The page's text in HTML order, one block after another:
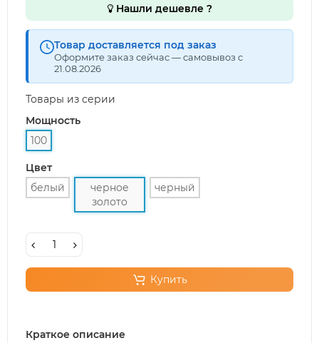
Нашли дешевле ?
Товар доставляется под заказ
Оформите заказ сейчас — самовывоз с
21.08.2026
Товары из серии
Мощность
100
Цвет
белый
черное
золото
черный
Купить
Краткое описание